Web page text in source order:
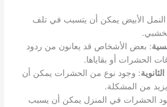
الأبيض يمكن أن يتسبب في تلف
: بعض الأشخاص قد يعانون من ردود
الحشرات أو بقاياها.
: وجود نوع من الحشرات يمكن أن
من المشكلة.
الحشرات في المنزل يمكن أن يسبب